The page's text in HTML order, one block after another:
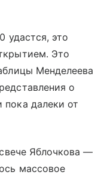
удастся, это
Это
Менделеева
о
пока далеки от
Яблочкова —
массовое